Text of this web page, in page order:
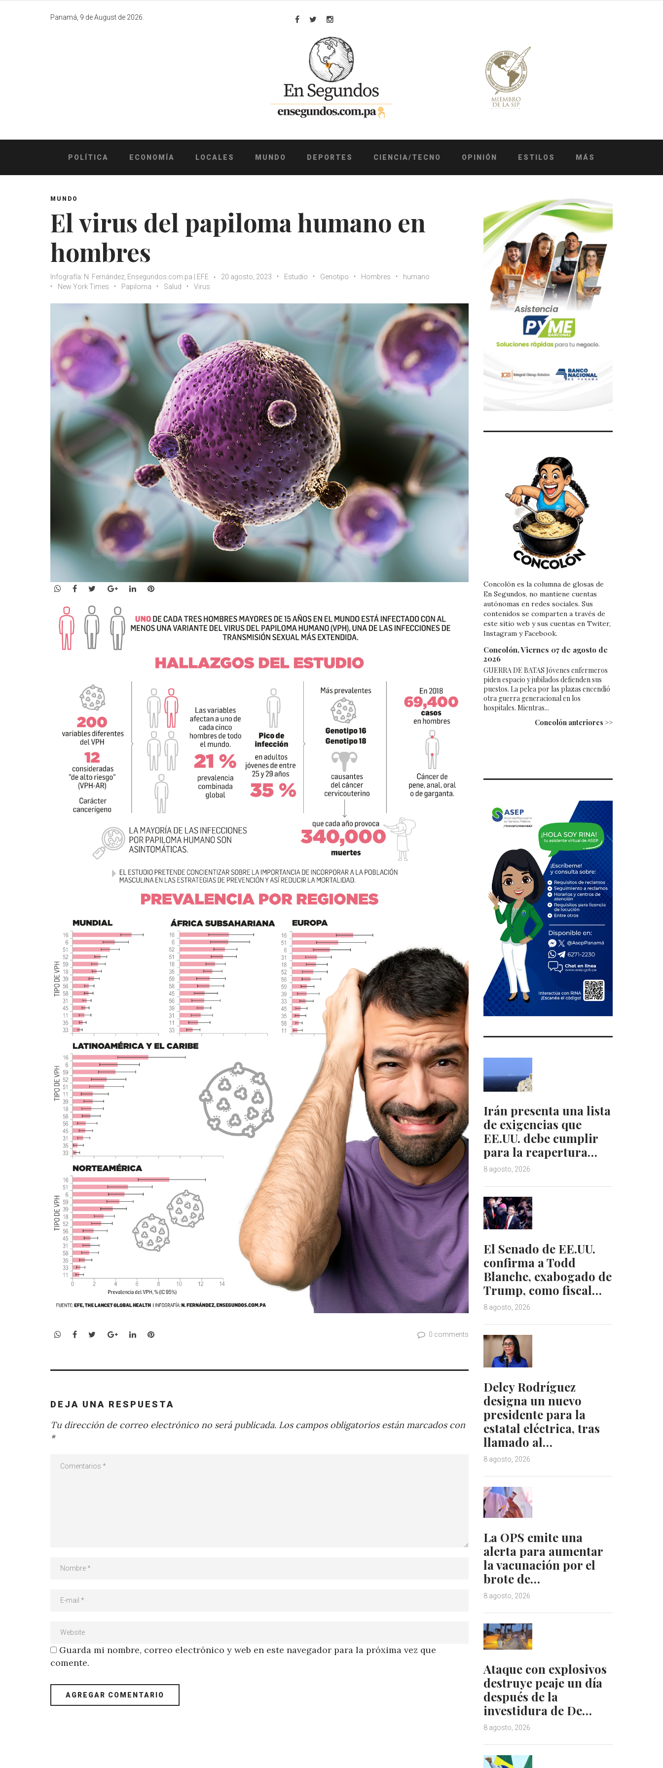
Panamá, 9 de August de 2026.
Facebook
TwitterInstagram
POLÍTICA ECONOMÍA LOCALES MUNDO DEPORTES CIENCIA/TECNO OPINIÓN ESTILOS MÁS
MUNDO
El virus del papiloma humano en
hombres
Infografía: N. Fernández, Ensegundos.com.pa | EFE 20 agosto, 2023 Estudio Genotipo Hombres
humano
New York Times
Papiloma Salud Virus
WhatsApp
Facebook
TwitterGoogle+LinkedInPinterest
WhatsApp
Facebook
TwitterGoogle+LinkedInPinterest 0 comments
DEJA UNA RESPUESTA
Tu dirección de correo electrónico no será publicada. Los campos obligatorios están marcados con
*
Guarda mi nombre, correo electrónico y web en este navegador para la próxima vez que
comente.
Concolón es la columna de glosas de
En Segundos, no mantiene cuentas
autónomas en redes sociales. Sus
contenidos se comparten a través de
este sitio web y sus cuentas en Twiter,
Instagram y Facebook.
Concolón, Viernes 07 de agosto de
2026
GUERRA DE BATAS Jóvenes enfermeros
piden espacio y jubilados defienden sus
puestos. La pelea por las plazas encendió
otra guerra generacional en los
hospitales. Mientras...
Concolón anteriores >>
Irán presenta una lista
de exigencias que
EE.UU. debe cumplir
para la reapertura…
8 agosto, 2026
El Senado de EE.UU.
confirma a Todd
Blanche, exabogado de
Trump, como fiscal…
8 agosto, 2026
Delcy Rodríguez
designa un nuevo
presidente para la
estatal eléctrica, tras
llamado al…
8 agosto, 2026
La OPS emite una
alerta para aumentar
la vacunación por el
brote de…
8 agosto, 2026
Ataque con explosivos
destruye peaje un día
después de la
investidura de De…
8 agosto, 2026